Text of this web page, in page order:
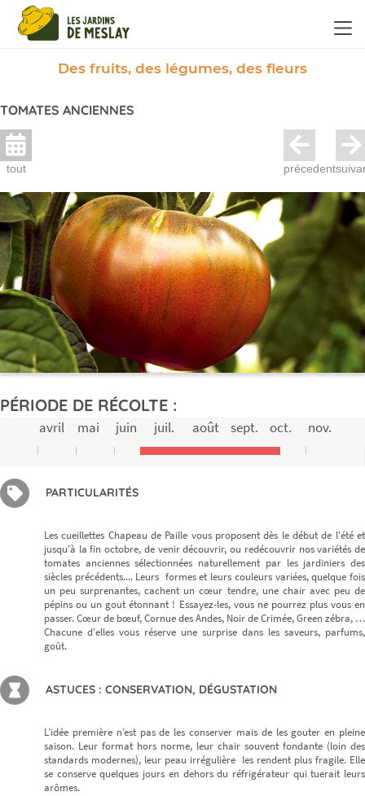
Des fruits, des légumes, des fleurs
TOMATES ANCIENNES
tout précedent
PÉRIODE DE RÉCOLTE :
avril mai juin juil. août sept. oct. nov.
PARTICULARITÉS
Les cueillettes Chapeau de Paille vous proposent dès le début de l'été et
jusqu'à la fin octobre, de venir découvrir, ou redécouvrir nos variétés de
tomates anciennes sélectionnées naturellement par les jardiniers des
siècles précédents.... Leurs formes et leurs couleurs variées, quelque fois
un peu surprenantes, cachent un cœur tendre, une chair avec peu de
pépins ou un gout étonnant ! Essayez-les, vous ne pourrez plus vous en
passer. Cœur de bœuf, Cornue des Andes, Noir de Crimée, Green zébra, …
Chacune d'elles vous réserve une surprise dans les saveurs, parfums,
goût.
ASTUCES : CONSERVATION, DÉGUSTATION
L’idée première n’est pas de les conserver mais de les gouter en pleine
saison. Leur format hors norme, leur chair souvent fondante (loin des
standards modernes), leur peau irrégulière les rendent plus fragile. Elle
se conserve quelques jours en dehors du réfrigérateur qui tuerait leurs
arômes.
Panneau de gestion des cookies